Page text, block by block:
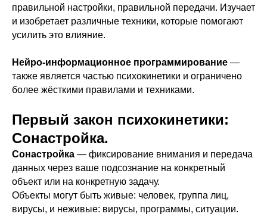
правильной настройки, правильной передачи. Изучает
и изобретает различные техники, которые помогают
усилить это влияние.
Нейро-информационное программирование —
также является частью психокинетики и ограничено
более жёсткими правилами и техниками.
Первый закон психокинетики:
Сонастройка.
Сонастройка — фиксирование внимания и передача
данных через ваше подсознание на конкретный
объект или на конкретную задачу.
Объекты могут быть живые: человек, группа лиц,
вирусы, и неживые: вирусы, программы, ситуации.